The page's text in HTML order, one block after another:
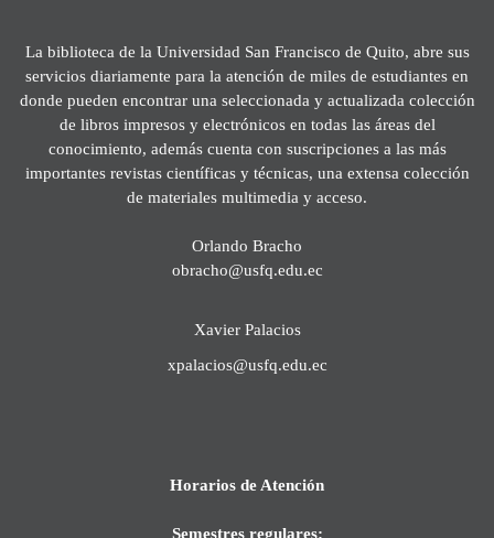
La biblioteca de la Universidad San Francisco de Quito, abre sus
servicios diariamente para la atención de miles de estudiantes en
donde pueden encontrar una seleccionada y actualizada colección
de libros impresos y electrónicos en todas las áreas del
conocimiento, además cuenta con suscripciones a las más
importantes revistas científicas y técnicas, una extensa colección
de materiales multimedia y acceso.
Orlando Bracho
obracho@usfq.edu.ec
Xavier Palacios
xpalacios@usfq.edu.ec
Horarios de Atención
Semestres regulares: